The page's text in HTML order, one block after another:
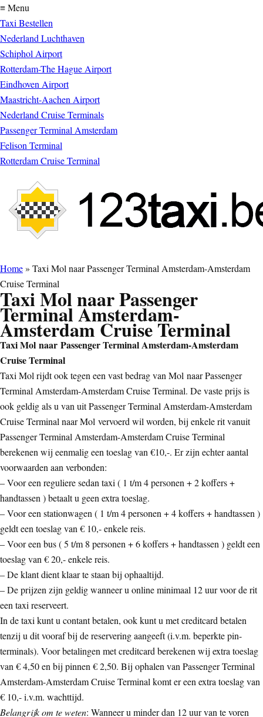
≡ Menu
Taxi Bestellen
Nederland Luchthaven
Schiphol Airport
Rotterdam-The Hague Airport
Eindhoven Airport
Maastricht-Aachen Airport
Nederland Cruise Terminals
Passenger Terminal Amsterdam
Felison Terminal
Rotterdam Cruise Terminal
Home» Taxi Mol naar Passenger Terminal Amsterdam-Amsterdam
Cruise Terminal
Taxi Mol naar Passenger
Terminal Amsterdam-
Amsterdam Cruise Terminal
Taxi Mol naar Passenger Terminal Amsterdam-Amsterdam
Cruise Terminal
Taxi Mol rijdt ook tegen een vast bedrag van Mol naar Passenger
Terminal Amsterdam-Amsterdam Cruise Terminal. De vaste prijs is
ook geldig als u van uit Passenger Terminal Amsterdam-Amsterdam
Cruise Terminal naar Mol vervoerd wil worden, bij enkele rit vanuit
Passenger Terminal Amsterdam-Amsterdam Cruise Terminal
berekenen wij eenmalig een toeslag van €10,-. Er zijn echter aantal
voorwaarden aan verbonden:
– Voor een reguliere sedan taxi ( 1 t/m 4 personen + 2 koffers +
handtassen ) betaalt u geen extra toeslag.
– Voor een stationwagen ( 1 t/m 4 personen + 4 koffers + handtassen )
geldt een toeslag van € 10,- enkele reis.
– Voor een bus ( 5 t/m 8 personen + 6 koffers + handtassen ) geldt een
toeslag van € 20,- enkele reis.
– De klant dient klaar te staan bij ophaaltijd.
– De prijzen zijn geldig wanneer u online minimaal 12 uur voor de rit
een taxi reserveert.
In de taxi kunt u contant betalen, ook kunt u met creditcard betalen
tenzij u dit vooraf bij de reservering aangeeft (i.v.m. beperkte pin-
terminals). Voor betalingen met creditcard berekenen wij extra toeslag
van € 4,50 en bij pinnen € 2,50. Bij ophalen van Passenger Terminal
Amsterdam-Amsterdam Cruise Terminal komt er een extra toeslag van
€ 10,- i.v.m. wachttijd.
Belangrijk om te weten: Wanneer u minder dan 12 uur van te voren